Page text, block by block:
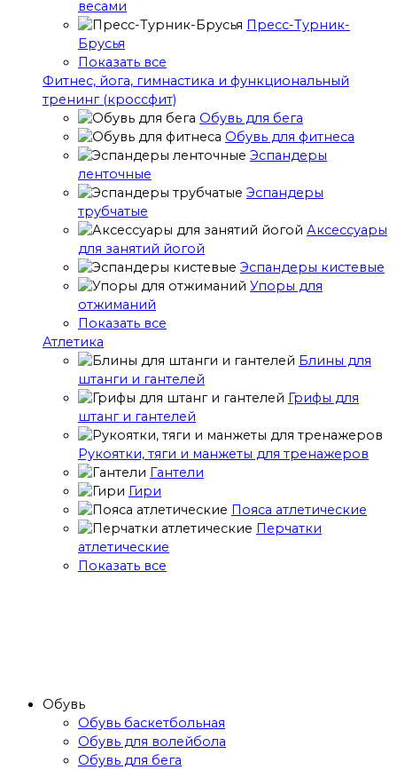
весами
Пресс-Турник-
Брусья
Показать все
Фитнес, йога, гимнастика и функциональный
тренинг (кроссфит)
Обувь для бега
Обувь для фитнеса
Эспандеры
ленточные
Эспандеры
трубчатые
Аксессуары
для занятий йогой
Эспандеры кистевые
Упоры для
отжиманий
Показать все
Атлетика
Блины для
штанги и гантелей
Грифы для
штанг и гантелей
Рукоятки, тяги и манжеты для тренажеров
Гантели
Гири
Пояса атлетические
Перчатки
атлетические
Показать все
Обувь
Обувь баскетбольная
Обувь для волейбола
Обувь для бега